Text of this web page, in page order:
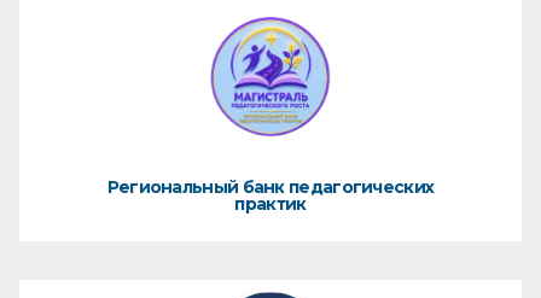
Региональный банк педагогических
практик